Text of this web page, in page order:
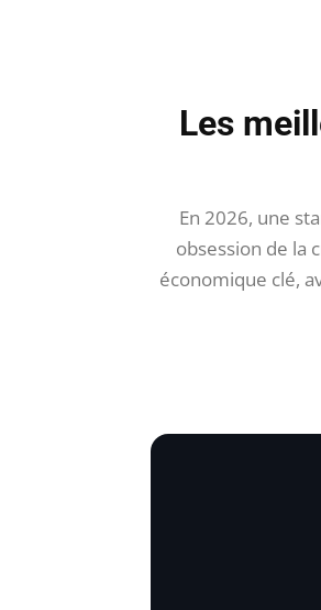
Les
En 2026, une
obsession de la
économique clé,